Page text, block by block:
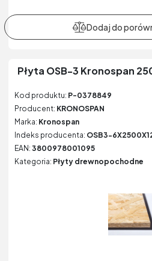
Płyta OSB-3 Kronospan
Kod produktu: P-0378849
Producent: KRONOSPAN
Marka: Kronospan
Indeks producenta: OSB3-
EAN: 3800978001095
Kategoria: Płyty drewnopochodne